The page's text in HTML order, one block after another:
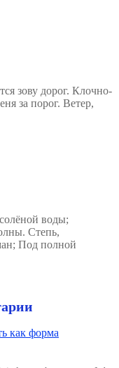
зову дорог. Клочно-
за порог. Ветер,
воды;
Степь,
Под полной
как форма